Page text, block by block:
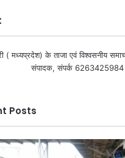
( मध्यप्रदेश) के ताजा एवं विश्वसनीय
संपादक, संपर्क 6263425984
Posts